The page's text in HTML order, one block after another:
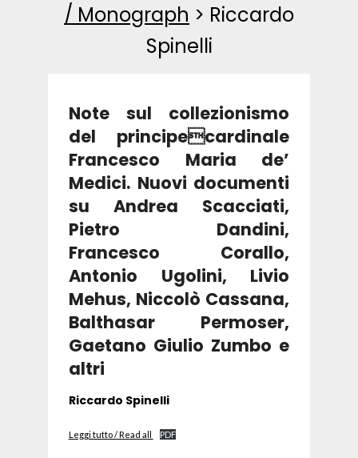
/ Monograph > Riccardo
Spinelli
Note sul collezionismo
del principecardinale
Francesco Maria de’
Medici. Nuovi documenti
su Andrea Scacciati,
Pietro Dandini,
Francesco Corallo,
Antonio Ugolini, Livio
Mehus, Niccolò Cassana,
Balthasar Permoser,
Gaetano Giulio Zumbo e
altri
Riccardo Spinelli
Leggi tutto / Read all PDF